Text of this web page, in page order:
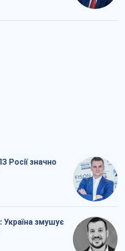
Росії значно
Україна змушує